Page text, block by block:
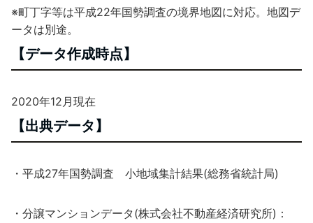
※町丁字等は平成22年国勢調査の境界地図に対応。地図デ
ータは別途。
【データ作成時点】
2020年12月現在
【出典データ】
・平成27年国勢調査 小地域集計結果(総務省統計局)
・分譲マンションデータ(株式会社不動産経済研究所)：